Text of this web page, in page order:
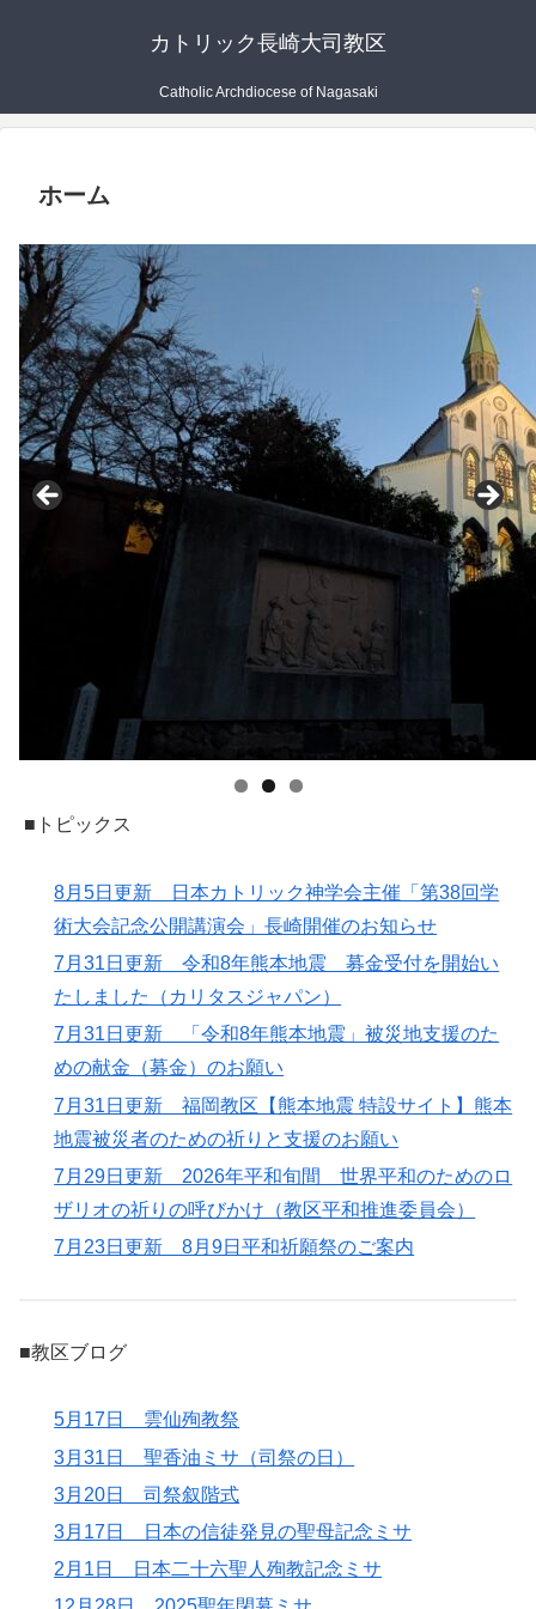
カトリック長崎大司教区
Catholic Archdiocese of Nagasaki
ホーム
■トピックス
8月5日更新 日本カトリック神学会主催「第38回学
術大会記念公開講演会」長崎開催のお知らせ
7月31日更新 令和8年熊本地震 募金受付を開始い
たしました（カリタスジャパン）
7月31日更新 「令和8年熊本地震」被災地支援のた
めの献金（募金）のお願い
7月31日更新 福岡教区【熊本地震 特設サイト】熊本
地震被災者のための祈りと支援のお願い
7月29日更新 2026年平和旬間 世界平和のためのロ
ザリオの祈りの呼びかけ（教区平和推進委員会）
7月23日更新 8月9日平和祈願祭のご案内
■教区ブログ
5月17日 雲仙殉教祭
3月31日 聖香油ミサ（司祭の日）
3月20日 司祭叙階式
3月17日 日本の信徒発見の聖母記念ミサ
2月1日 日本二十六聖人殉教記念ミサ